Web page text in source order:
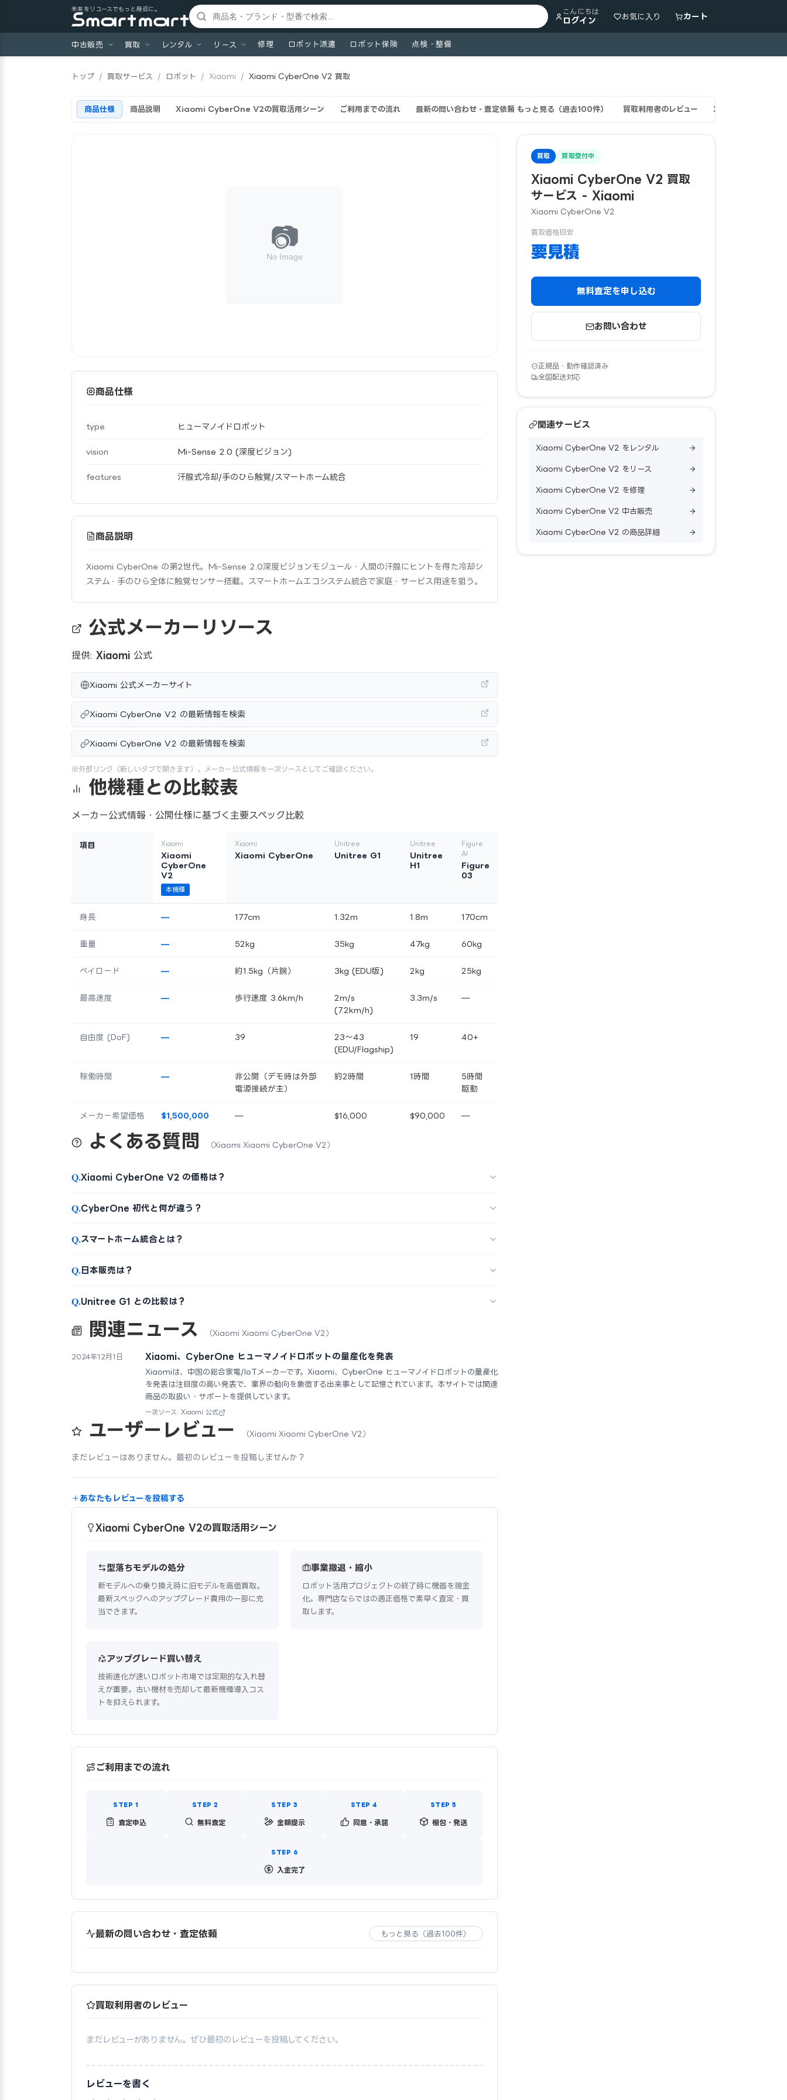
未来をリユースでもっと身近に。 こんにちは
ログイン お気に入り カート
中古販売 買取 レンタル リース 修理 ロボット派遣 ロボット保険 点検・整備
トップ / 買取サービス / ロボット / Xiaomi / Xiaomi CyberOne V2 買取
商品仕様 商品説明 Xiaomi CyberOne V2の買取活用シーン ご利用までの流れ 最新の問い合わせ・査定依頼 もっと見る（過去100件） 買取利用者のレビュー Xiaomi Xiaomi
商品仕様
type ヒューマノイドロボット
vision Mi-Sense 2.0 (深度ビジョン)
features 汗腺式冷却/手のひら触覚/スマートホーム統合
商品説明
Xiaomi CyberOne の第2世代。Mi-Sense 2.0深度ビジョンモジュール・人間の汗腺にヒントを得た冷却シ
ステム・手のひら全体に触覚センサー搭載。スマートホームエコシステム統合で家庭・サービス用途を狙う。
公式メーカーリソース
提供: Xiaomi 公式
Xiaomi 公式メーカーサイト
Xiaomi CyberOne V2 の最新情報を検索
Xiaomi CyberOne V2 の最新情報を検索
※外部リンク（新しいタブで開きます）。メーカー公式情報を一次ソースとしてご確認ください。
他機種との比較表
メーカー公式情報・公開仕様に基づく主要スペック比較
項目 Xiaomi
Xiaomi
CyberOne
V2
本機種
Xiaomi
Xiaomi CyberOne
Unitree
Unitree G1
Unitree
Unitree
H1
Figure
AI
Figure
03
身長 — 177cm 1.32m 1.8m 170cm
重量 — 52kg 35kg 47kg 60kg
ペイロード — 約1.5kg（片腕） 3kg (EDU版) 2kg 25kg
最高速度 — 歩行速度 3.6km/h
2m/s
(7.2km/h)
3.3m/s —
自由度 (DoF) — 39
23～43
(EDU/Flagship)
19 40+
稼働時間 —
非公開（デモ時は外部
電源接続が主）
約2時間 1時間
5時間
駆動
メーカー希望価格 $1,500,000 — $16,000 $90,000 —
よくある質問 （Xiaomi Xiaomi CyberOne V2）
Q.Xiaomi CyberOne V2 の価格は？
Q.CyberOne 初代と何が違う？
Q.スマートホーム統合とは？
Q.日本販売は？
Q.Unitree G1 との比較は？
関連ニュース （Xiaomi Xiaomi CyberOne V2）
2024年12月1日 Xiaomi、CyberOne ヒューマノイドロボットの量産化を発表
Xiaomiは、中国の総合家電/IoTメーカーです。Xiaomi、CyberOne ヒューマノイドロボットの量産化
を発表は注目度の高い発表で、業界の動向を象徴する出来事として記憶されています。本サイトでは関連
商品の取扱い・サポートを提供しています。
一次ソース: Xiaomi 公式
ユーザーレビュー （Xiaomi Xiaomi CyberOne V2）
まだレビューはありません。最初のレビューを投稿しませんか？
あなたもレビューを投稿する
Xiaomi CyberOne V2の買取活用シーン
型落ちモデルの処分
新モデルへの乗り換え時に旧モデルを高価買取。
最新スペックへのアップグレード費用の一部に充
当できます。
事業撤退・縮小
ロボット活用プロジェクトの終了時に機器を現金
化。専門店ならではの適正価格で素早く査定・買
取します。
アップグレード買い替え
技術進化が速いロボット市場では定期的な入れ替
えが重要。古い機材を売却して最新機種導入コス
トを抑えられます。
ご利用までの流れ
査定申込 無料査定 金額提示 同意・承諾 梱包・発送
入金完了
最新の問い合わせ・査定依頼 もっと見る（過去100件）
買取利用者のレビュー
まだレビューがありません。ぜひ最初のレビューを投稿してください。
レビューを書く
買取 買取受付中
Xiaomi CyberOne V2 買取
サービス - Xiaomi
Xiaomi CyberOne V2
買取価格目安
要見積
無料査定を申し込む
お問い合わせ
正規品・動作確認済み
全国配送対応
関連サービス
Xiaomi CyberOne V2 をレンタル
Xiaomi CyberOne V2 をリース
Xiaomi CyberOne V2 を修理
Xiaomi CyberOne V2 中古販売
Xiaomi CyberOne V2 の商品詳細